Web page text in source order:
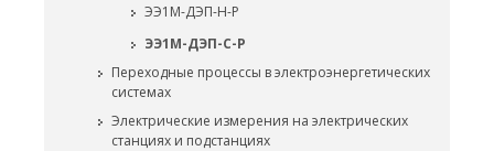
ЭЭ1М-ДЭП-Н-Р
ЭЭ1М-ДЭП-С-Р
Переходные процессы в электроэнергетических
системах
Электрические измерения на электрических
станциях и подстанциях